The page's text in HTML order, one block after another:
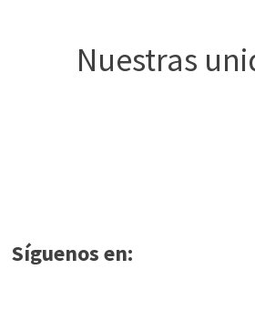
Nuestras
Síguenos en: